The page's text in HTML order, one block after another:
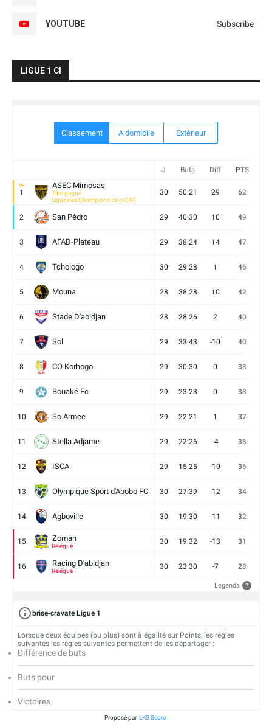
YOUTUBE Subscribe
LIGUE 1 CI
Classement A domicile Extèrieur
J Buts Diff PTS
1
ASEC Mimosas
Titre gagné
Ligue des Champions de la CAF
30 50:21 29 62
2 San Pédro 29 40:30 10 49
3 AFAD-Plateau 29 38:24 14 47
4 Tchologo 30 29:28 1 46
5 Mouna 28 38:28 10 42
6 Stade D'abidjan 28 28:26 2 40
7 Sol 29 33:43 -10 40
8 CO Korhogo 29 30:30 0 38
9 Bouaké Fc 29 23:23 0 38
10 So Armee 29 22:21 1 37
11 Stella Adjame 29 22:26 -4 36
12 ISCA 29 15:25 -10 36
13 Olympique Sport d'Abobo FC 30 27:39 -12 34
14 Agboville 30 19:30 -11 32
15 Zoman
Relégué
30 19:32 -13 31
16 Racing D'abidjan
Relégué
30 23:30 -7 28
Legenda ?
brise-cravate Ligue 1
Lorsque deux équipes (ou plus) sont à égalité sur Points, les règles
suivantes les règles suivantes permettent de les départager :
Différence de buts
Buts pour
Victoires
Proposé par LKS Score